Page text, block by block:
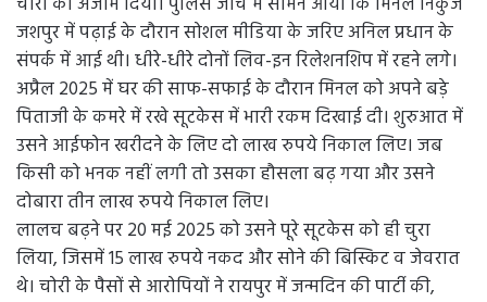
जशपुर में पढ़ाई के दौरान सोशल मीडिया के जरिए अनिल प्रधान के
संपर्क में आई थी। धीरे-धीरे दोनों लिव-इन रिलेशनशिप में रहने लगे।
अप्रैल 2025 में घर की साफ-सफाई के दौरान मिनल को अपने बड़े
पिताजी के कमरे में रखे सूटकेस में भारी रकम दिखाई दी। शुरुआत में
उसने आईफोन खरीदने के लिए दो लाख रुपये निकाल लिए। जब
किसी को भनक नहीं लगी तो उसका हौसला बढ़ गया और उसने
दोबारा तीन लाख रुपये निकाल लिए।
लालच बढ़ने पर 20 मई 2025 को उसने पूरे सूटकेस को ही चुरा
लिया, जिसमें 15 लाख रुपये नकद और सोने की बिस्किट व जेवरात
थे। चोरी के पैसों से आरोपियों ने रायपुर में जन्मदिन की पार्टी की,